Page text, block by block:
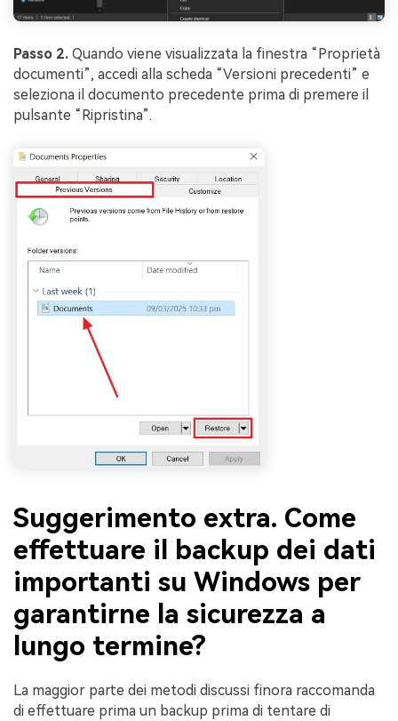
Passo 2. Quando viene visualizzata la finestra “Proprietà
documenti”, accedi alla scheda “Versioni precedenti” e
seleziona il documento precedente prima di premere il
pulsante “Ripristina”.
Suggerimento extra. Come
effettuare il backup dei dati
importanti su Windows per
garantirne la sicurezza a
lungo termine?
La maggior parte dei metodi discussi finora raccomanda
di effettuare prima un backup prima di tentare di